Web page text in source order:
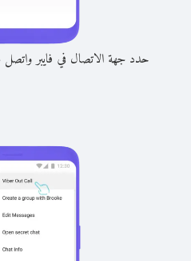
حدد جهة الاتصال في فايبر واتصل